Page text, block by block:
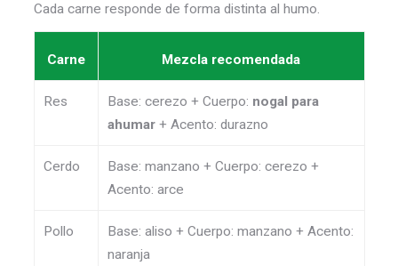
Cada carne responde de forma distinta al humo.
Carne Mezcla recomendada
Res Base: cerezo + Cuerpo: nogal para
ahumar + Acento: durazno
Cerdo
Base: manzano + Cuerpo: cerezo +
Acento: arce
Pollo
Base: aliso + Cuerpo: manzano + Acento:
naranja